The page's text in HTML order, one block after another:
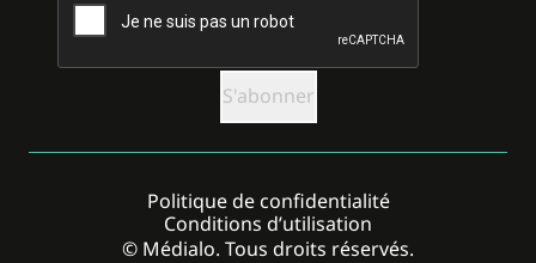
© Médialo. Tous droits réservés.
Politique de confidentialité
Conditions d’utilisation